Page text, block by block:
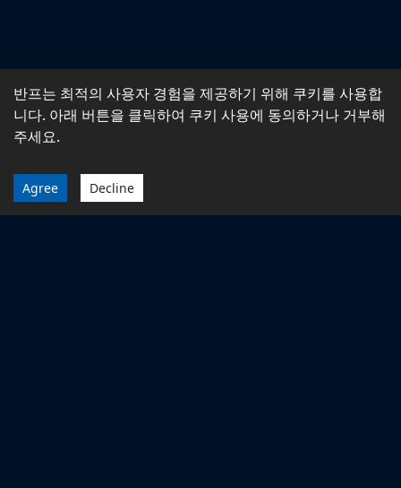
반프는 최적의 사용자 경험을 제공하기 위해 쿠키를 사용합
니다. 아래 버튼을 클릭하여 쿠키 사용에 동의하거나 거부해
주세요.
Agree Decline